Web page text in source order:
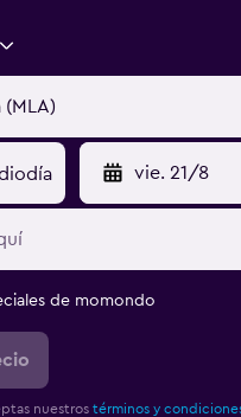
vie. 21/8
de momondo
nuestros términos y